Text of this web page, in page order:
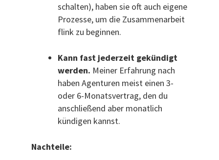
schalten), haben sie oft auch eigene
Prozesse, um die Zusammenarbeit
flink zu beginnen.
Kann fast jederzeit gekündigt
werden. Meiner Erfahrung nach
haben Agenturen meist einen 3-
oder 6-Monatsvertrag, den du
anschließend aber monatlich
kündigen kannst.
Nachteile: